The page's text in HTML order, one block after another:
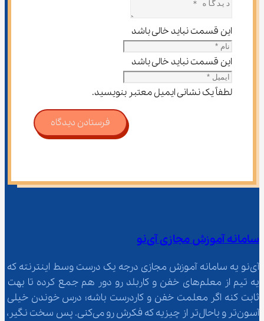
این قسمت نباید خالی باشد
این قسمت نباید خالی باشد
لطفاً یک نشانی ایمیل معتبر بنویسید.
فرستادن دیدگاه
سامانه آموزش مجازی آی‌نو
آی‌نو یه سامانه آموزش مجازی درجه یک درست وسط اینترنته که
یه تیم از معلم‌‌های خفن و کاربلد رو دور هم جمع کرده تا بهت
ثابت کنه اگر معلمت خفن و کاردرست باشه؛ درس خوندن خیلی
آسون‌تر و باحال‌تر از چیزیه که فکرش رو می‌کنی. پس سخت نگیر،